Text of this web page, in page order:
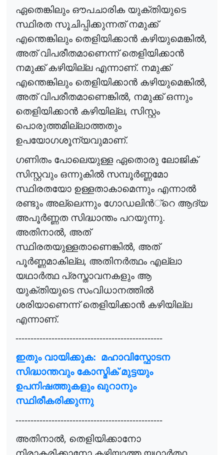
ഏതെങ്കിലും ഔപചാരിക യുക്തിയുടെ
സ്ഥിരത സൂചിപ്പിക്കുന്നത് നമുക്ക്
എന്തെങ്കിലും തെളിയിക്കാൻ കഴിയുമെങ്കിൽ,
അത് വിപരീതമാണെന്ന് തെളിയിക്കാൻ
നമുക്ക് കഴിയില്ല എന്നാണ്. നമുക്ക്
എന്തെങ്കിലും തെളിയിക്കാൻ കഴിയുമെങ്കിൽ,
അത് വിപരീതമാണെങ്കിൽ, നമുക്ക് ഒന്നും
തെളിയിക്കാൻ കഴിയില്ല, സിസ്റ്റം
പൊരുത്തമില്ലാത്തതും
ഉപയോഗശൂന്യവുമാണ്.
ഗണിതം പോലെയുള്ള ഏതൊരു ലോജിക്
സിസ്റ്റവും ഒന്നുകിൽസമ്പൂർണ്ണമോ
സ്ഥിരതയോ ഉള്ളതാകാമെന്നും എന്നാൽ
രണ്ടും അല്ലെന്നും ഗോഡലിൻ്റെ ആദ്യ
അപൂർണ്ണത സിദ്ധാന്തം പറയുന്നു.
അതിനാൽ, അത്
സ്ഥിരതയുള്ളതാണെങ്കിൽ, അത്
പൂർണ്ണമാകില്ല, അതിനർത്ഥം എല്ലാ
യഥാർത്ഥപ്രസ്താവനകളും ആ
യുക്തിയുടെ സംവിധാനത്തിൽ
ശരിയാണെന്ന് തെളിയിക്കാൻ കഴിയില്ല
എന്നാണ്.
-------------------------------------------------
ഇതും വായിക്കുക: മഹാവിസ്ഫോടന
സിദ്ധാന്തവും കോസ്മിക് മുട്ടയും
ഉപനിഷത്തുകളും ഖുറാനും
സ്ഥിരീകരിക്കുന്നു
-------------------------------------------------
അതിനാൽ, തെളിയിക്കാനോ